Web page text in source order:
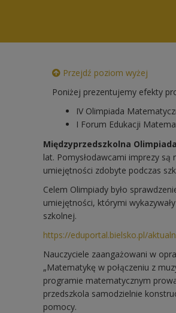
Przejdź poziom wyżej
Poniżej prezentujemy efekty
IV Olimpiada
I Forum Edukacji
Międzyprzedszkolna
lat. Pomysłodawcami imprezy
umiejętności zdobyte podczas
Celem Olimpiady było
umiejętności, którymi
szkolnej.
https://eduportal.bielsko.pl/
Nauczyciele zaangażowani w
„Matematykę w połączeniu z
programie matematycznym
przedszkola samodzielnie
pomocy.